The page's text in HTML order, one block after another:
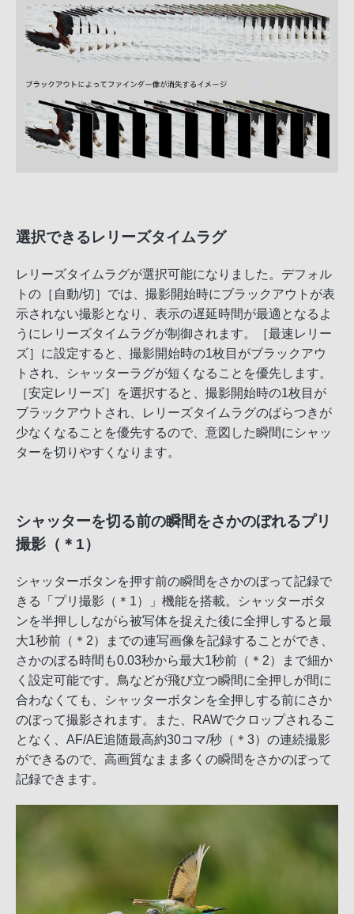
選択できるレリーズタイムラグ
レリーズタイムラグが選択可能になりました。デフォル
トの［自動/切］では、撮影開始時にブラックアウトが表
示されない撮影となり、表示の遅延時間が最適となるよ
うにレリーズタイムラグが制御されます。［最速レリー
ズ］に設定すると、撮影開始時の1枚目がブラックアウ
トされ、シャッターラグが短くなることを優先します。
［安定レリーズ］を選択すると、撮影開始時の1枚目が
ブラックアウトされ、レリーズタイムラグのばらつきが
少なくなることを優先するので、意図した瞬間にシャッ
ターを切りやすくなります。
シャッターを切る前の瞬間をさかのぼれるプリ
撮影（＊1）
シャッターボタンを押す前の瞬間をさかのぼって記録で
きる「プリ撮影（＊1）」機能を搭載。シャッターボタ
ンを半押ししながら被写体を捉えた後に全押しすると最
大1秒前（＊2）までの連写画像を記録することができ、
さかのぼる時間も0.03秒から最大1秒前（＊2）まで細か
く設定可能です。鳥などが飛び立つ瞬間に全押しが間に
合わなくても、シャッターボタンを全押しする前にさか
のぼって撮影されます。また、RAWでクロップされるこ
となく、AF/AE追随最高約30コマ/秒（＊3）の連続撮影
ができるので、高画質なまま多くの瞬間をさかのぼって
記録できます。